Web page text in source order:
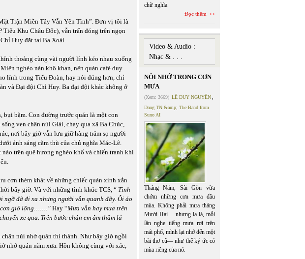
Trận Miền Tây Vẫn Yên Tĩnh”. Đơn vị tôi là
Khu Châu Đốc), vẫn trấn đóng trên ngọn
Huy đặt tại Ba Xoài.
thoảng cùng vài người lính kéo nhau xuống
nghèo nàn khô khan, nên quán café duy
lính trong Tiểu Đoàn, hay nói đúng hơn, chỉ
và Đại đội Chỉ Huy. Ba đại đội khác không ở
bụi bặm. Con đường trước quán là một con
ven chân núi Giài, chạy qua xã Ba Chúc,
nơi bây giờ vẫn lưu giữ hàng trăm sọ người
ánh sáng căm thù của chủ nghĩa Mác-Lê.
trên quê hương nghèo khổ và chiến tranh khi
cơn thèm khát về những chiếc quán xinh xắn
bấy giờ. Và với những tình khúc TCS, “ Tình
đã đi xa nhưng người vẫn quanh đây. Ôi áo
cơn gió lộng…….”Hay “Mưa vẫn hay mưa trên
xe qua. Trên bước chân em âm thầm lá
núi nhớ quán thị thành. Như bây giờ ngồi
nhớ quán năm xưa. Hồn không cùng với xác,
chữ nghĩa
Đọc thêm
Video & Audio :
Nhạc & . . .
NỖI NHỚ TRONG CƠN
MƯA
(Xem: 3669) LÊ DUY NGUYÊN
Dang TN &amp; The Band from
Suno AI
Tháng Năm, Sài Gòn vừa
chớm những cơn mưa đầu
mùa. Không phải mưa tháng
Mười Hai… nhưng lạ là, mỗi
lần nghe tiếng mưa rơi trên
mái phố, mình lại nhớ đến một
bài thơ cũ— như thể ký ức có
mùa riêng của nó.